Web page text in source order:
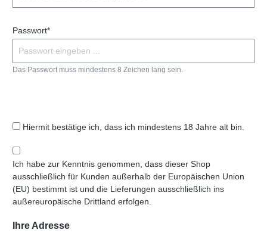
Passwort*
Das Passwort muss mindestens 8 Zeichen lang sein.
Hiermit bestätige ich, dass ich mindestens 18 Jahre alt bin.
Ich habe zur Kenntnis genommen, dass dieser Shop
ausschließlich für Kunden außerhalb der Europäischen Union
(EU) bestimmt ist und die Lieferungen ausschließlich ins
außereuropäische Drittland erfolgen.
Ihre Adresse